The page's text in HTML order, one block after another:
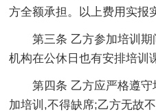
方全额承担。以上费用实报
第三条 乙方参加培训
机构在公休日也有安排培训
第四条 乙方应严格遵
加培训,不得缺席;乙方无故